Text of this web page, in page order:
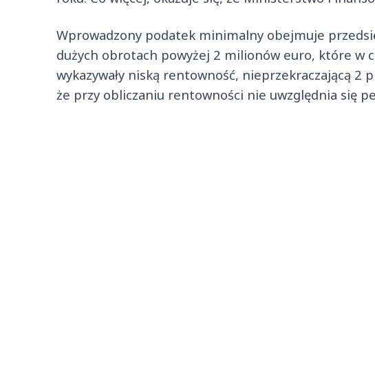
Wprowadzony podatek minimalny obejmuje
dużych obrotach powyżej 2 milionów euro, które w
wykazywały niską rentowność, nieprzekraczającą 2
że przy obliczaniu rentowności nie uwzględnia się